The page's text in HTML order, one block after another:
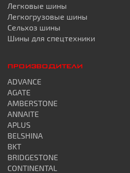
Легковые шины
Легкогрузовые шины
Сельхоз шины
Шины для спецтехники
ПРОИЗВОДИТЕЛИ
ADVANCE
AGATE
AMBERSTONE
ANNAITE
APLUS
BELSHINA
BKT
BRIDGESTONE
CONTINENTAL